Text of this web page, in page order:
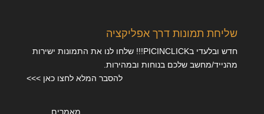
שליחת תמונות דרך אפליקציה
חדש ובלעדי בPICINCLICK!!! שלחו לנו את התמונות ישירות
מהנייד/מחשב שלכם בנוחות ובמהירות.
להסבר המלא לחצו כאן >>>
מאמרים